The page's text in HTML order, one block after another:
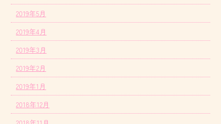
2019年5月
2019年4月
2019年3月
2019年2月
2019年1月
2018年12月